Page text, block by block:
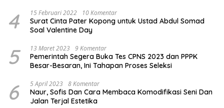
4 15 Februari 2022 10 Komentar
Surat Cinta Pater Kopong untuk Ustad Abdul Somad
Soal Valentine Day
5 13 Maret 2023 9 Komentar
Pemerintah Segera Buka Tes CPNS 2023 dan PPPK
Besar-Besaran, Ini Tahapan Proses Seleksi
6 5 April 2023 8 Komentar
Naur, Sofis Dan Cara Membaca Komodifikasi Seni Dan
Jalan Terjal Estetika